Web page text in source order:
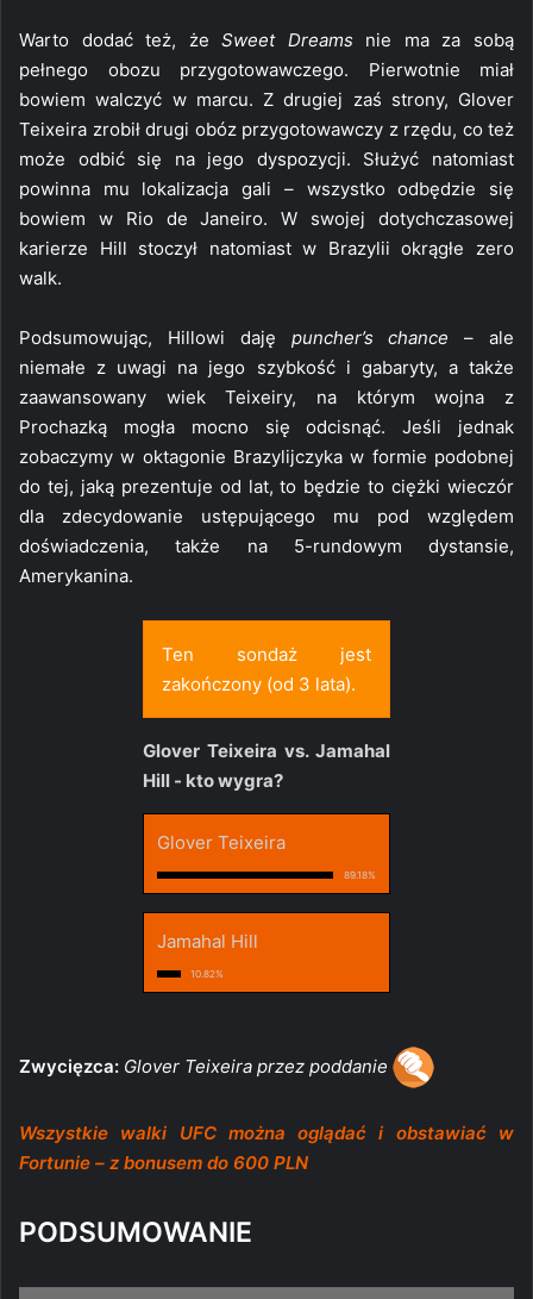
Warto dodać też, żeSweet Dreams nie ma za sobą
pełnego obozu przygotowawczego. Pierwotnie miał
bowiem walczyć w marcu. Z drugiej zaś strony, Glover
Teixeira zrobił drugi obóz przygotowawczy z rzędu, co też
może odbić się na jego dyspozycji. Służyć natomiast
powinna mu lokalizacja gali – wszystko odbędzie się
bowiem w Rio de Janeiro. W swojej dotychczasowej
karierze Hill stoczył natomiast w Brazylii okrągłe zero
walk.
Podsumowując, Hillowi daję puncher’s chance – ale
niemałe z uwagi na jego szybkość i gabaryty, a także
zaawansowany wiek Teixeiry, na którym wojna z
Prochazką mogła mocno się odcisnąć. Jeśli jednak
zobaczymy w oktagonie Brazylijczyka w formie podobnej
do tej, jaką prezentuje od lat, to będzie to ciężki wieczór
dla zdecydowanie ustępującego mu pod względem
doświadczenia, także na 5-rundowym dystansie,
Amerykanina.
Ten sondaż jest
zakończony (od 3 lata).
Glover Teixeira vs. Jamahal
Hill - kto wygra?
Glover Teixeira
89.18%
Jamahal Hill
10.82%
Zwycięzca: Glover Teixeira przez poddanie
Wszystkie walki UFC można oglądać i obstawiać w
Fortunie – z bonusem do 600 PLN
PODSUMOWANIE